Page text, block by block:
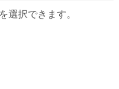
選択できます。